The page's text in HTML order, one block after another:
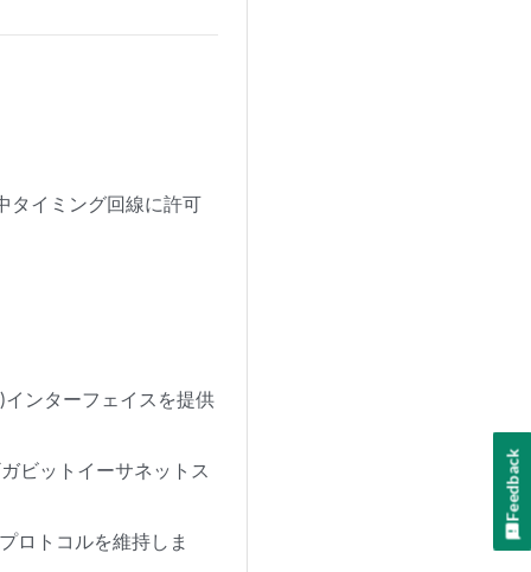
タイミング回線に許可
ンターフェイスを提供
ビットイーサネットス
ロトコルを維持しま
Feedback